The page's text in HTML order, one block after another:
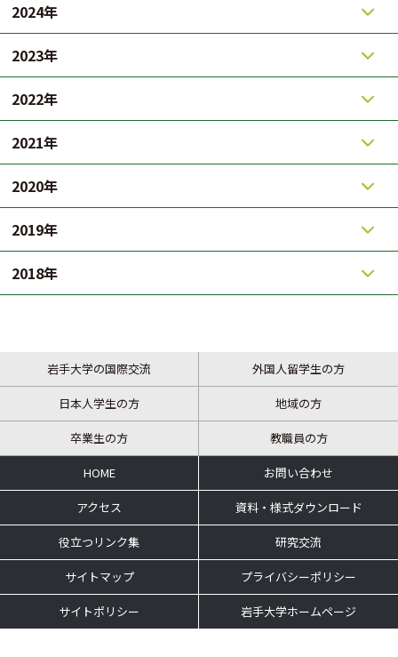
2024年
2023年
2022年
2021年
2020年
2019年
2018年
岩手大学の国際交流 外国人留学生の方
日本人学生の方 地域の方
卒業生の方 教職員の方
HOME お問い合わせ
アクセス 資料・様式ダウンロード
役立つリンク集 研究交流
サイトマップ プライバシーポリシー
サイトポリシー 岩手大学ホームページ